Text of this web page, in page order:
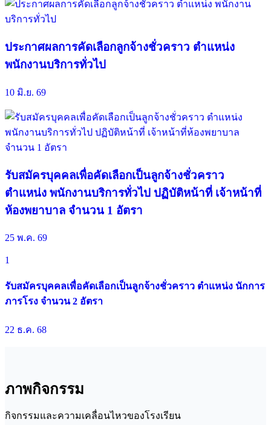
ประกาศผลการคัดเลือกลูกจ้างชั่วคราว ตำแหน่ง
พนักงานบริการทั่วไป
10 มิ.ย. 69
รับสมัครบุคคลเพื่อคัดเลือกเป็นลูกจ้างชั่วคราว
ตำแหน่ง พนักงานบริการทั่วไป ปฏิบัติหน้าที่ เจ้าหน้าที่
ห้องพยาบาล จำนวน 1 อัตรา
25 พ.ค. 69
1
รับสมัครบุคคลเพื่อคัดเลือกเป็นลูกจ้างชั่วคราว ตำแหน่ง นักการ
ภารโรง จำนวน 2 อัตรา
22 ธ.ค. 68
ภาพกิจกรรม
กิจกรรมและความเคลื่อนไหวของโรงเรียน